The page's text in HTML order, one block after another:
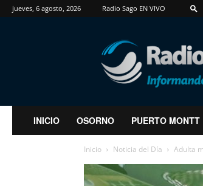
jueves, 6 agosto, 2026 Radio Sago EN VIVO
RadioSago
INICIO OSORNO PUERTO MONTT
Inicio Noticia del Día Adulta